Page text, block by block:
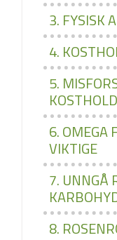
3. FYSISK
4.
5.
6. OMEGA
VIKTIGE
7. UNNGÅ
8.